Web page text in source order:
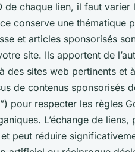
de chaque lien, il faut
conserve une thématique
et articles sponsorisés
site. Ils apportent de
des sites web pertinents et
de contenus sponsorisés
pour respecter les règles
L’échange de
peut réduire